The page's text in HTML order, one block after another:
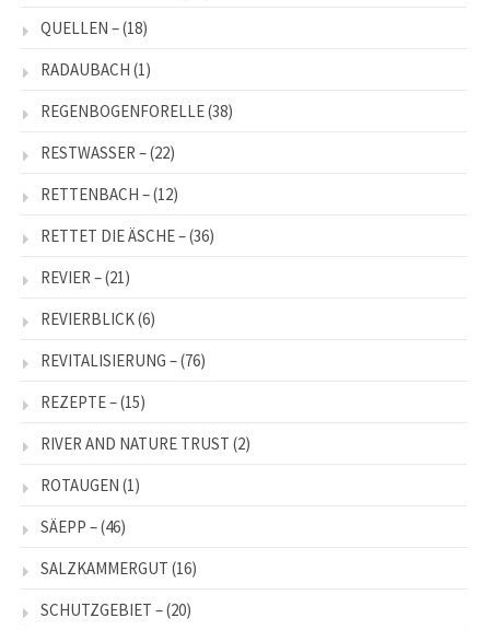
QUELLEN –(18)
RADAUBACH (1)
REGENBOGENFORELLE(38)
RESTWASSER –(22)
RETTENBACH –(12)
RETTET DIE ÄSCHE –(36)
REVIER –(21)
REVIERBLICK(6)
REVITALISIERUNG –(76)
REZEPTE –(15)
RIVER AND NATURE TRUST (2)
ROTAUGEN (1)
SÄEPP –(46)
SALZKAMMERGUT (16)
SCHUTZGEBIET –(20)